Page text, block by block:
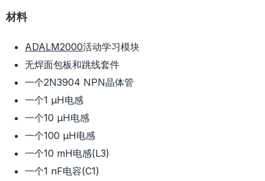
材料
ADALM2000活动学习模块
无焊面包板和跳线套件
一个2N3904 NPN晶体管
一个1 µH电感
一个10 µH电感
一个100 µH电感
一个10 mH电感(L3)
一个1 nF电容(C1)